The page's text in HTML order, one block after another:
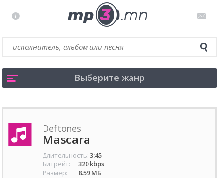
Выберите жанр
Deftones
Mascara
Длительность: 3:45
Битрейт:
320 kbps
Размер:
8.59 МБ